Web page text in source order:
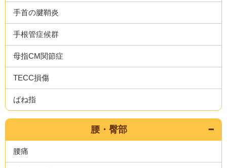
手首の腱鞘炎
手根管症候群
母指CM関節症
TECC損傷
ばね指
腰・臀部
腰痛